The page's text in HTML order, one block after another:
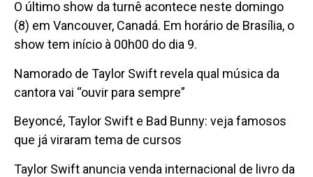
O último show da turnê acontece neste domingo
(8) em Vancouver, Canadá. Em horário de Brasília, o
show tem início à 00h00 do dia 9.
Namorado de Taylor Swift revela qual música da
cantora vai “ouvir para sempre”
Beyoncé, Taylor Swift e Bad Bunny: veja famosos
que já viraram tema de cursos
Taylor Swift anuncia venda internacional de livro da